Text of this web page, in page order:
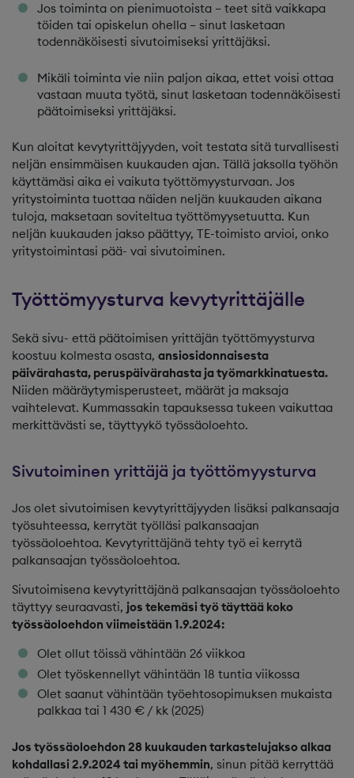
Jos toiminta on pienimuotoista – teet sitä vaikkapa
töiden tai opiskelun ohella – sinut lasketaan
todennäköisesti sivutoimiseksi yrittäjäksi.
Mikäli toiminta vie niin paljon aikaa, ettet voisi ottaa
vastaan muuta työtä, sinut lasketaan todennäköisesti
päätoimiseksi yrittäjäksi.
Kun aloitat kevytyrittäjyyden, voit testata sitä turvallisesti
neljän ensimmäisen kuukauden ajan. Tällä jaksolla työhön
käyttämäsi aika ei vaikuta työttömyysturvaan. Jos
yritystoiminta tuottaa näiden neljän kuukauden aikana
tuloja, maksetaan soviteltua työttömyysetuutta. Kun
neljän kuukauden jakso päättyy, TE-toimisto arvioi, onko
yritystoimintasi pää- vai sivutoiminen.
Työttömyysturva kevytyrittäjälle
Sekä sivu- että päätoimisen yrittäjän työttömyysturva
koostuu kolmesta osasta, ansiosidonnaisesta
päivärahasta, peruspäivärahasta ja työmarkkinatuesta.
Niiden määräytymisperusteet, määrät ja maksaja
vaihtelevat. Kummassakin tapauksessa tukeen vaikuttaa
merkittävästi se, täyttyykö työssäoloehto.
Sivutoiminen yrittäjä ja työttömyysturva
Jos olet sivutoimisen kevytyrittäjyyden lisäksi palkansaaja
työsuhteessa, kerrytät työlläsi palkansaajan
työssäoloehtoa. Kevytyrittäjänä tehty työ ei kerrytä
palkansaajan työssäoloehtoa.
Sivutoimisena kevytyrittäjänä palkansaajan työssäoloehto
täyttyy seuraavasti, jos tekemäsi työ täyttää koko
työssäoloehdon viimeistään 1.9.2024:
Olet ollut töissä vähintään 26 viikkoa
Olet työskennellyt vähintään 18 tuntia viikossa
Olet saanut vähintään työehtosopimuksen mukaista
palkkaa tai 1 430 € / kk (2025)
Jos työssäoloehdon 28 kuukauden tarkastelujakso alkaa
kohdallasi 2.9.2024 tai myöhemmin, sinun pitää kerryttää